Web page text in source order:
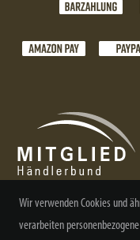
Wir verwenden Cookies und
verarbeiten